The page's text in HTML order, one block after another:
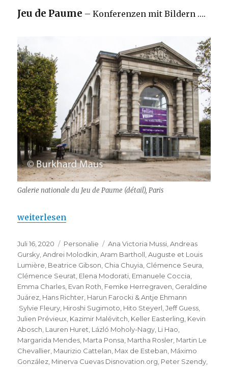
Jeu de Paume – Konferenzen mit Bildern ….
Galerie nationale du Jeu de Paume (détail), Paris
„Galerie nationale du Jeu de Paume – mit
weiterlesen
Veröffentlicht
am
Juli 16, 2020 Kategorien
Personalie Schlagwörter
Ana Victoria Mussi ,Andreas
Gursky ,Andrei Molodkin ,Aram Bartholl ,Auguste et Louis
Lumière Beatrice Gibson Chia Chuyia Clémence Seura
Clémence Seurat Elena Modorati Emanuele Coccia
Emma Charles Evan Roth Femke Herregraven Geraldine
Juárez Hans Richter Harun Farocki & Antje Ehmann
Sylvie Fleury Hiroshi Sugimoto Hito Steyerl ,Jeff Guess
Julien Prévieux Kazimir Malévitch Keller Easterling Kevin
Abosch Lauren Huret Lázló Moholy-Nagy Li Hao
Margarida Mendes Marta Ponsa Martha Rosler Martin Le
Chevallier Maurizio Cattelan Max de Esteban Máximo
González Minerva Cuevas Disnovation.org Peter Szendy